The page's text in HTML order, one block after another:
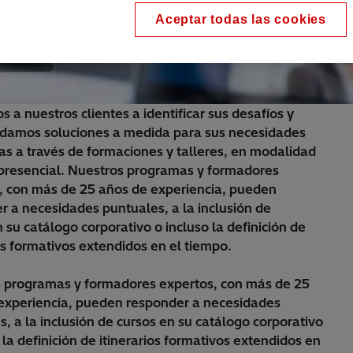
a nuestros clientes a identificar sus desafíos y
soluciones a medida para sus necesidades
a través de formaciones y talleres, en modalidad
Nuestros programas y formadores
con más de 25 años de experiencia, pueden
a necesidades puntuales, a la inclusión de
su catálogo corporativo o incluso la definición de
formativos extendidos en el tiempo.
programas y formadores expertos, con más de 25
pueden responder a necesidades
a la inclusión de cursos en su catálogo corporativo
definición de itinerarios formativos extendidos en
Aceptar todas las cookies